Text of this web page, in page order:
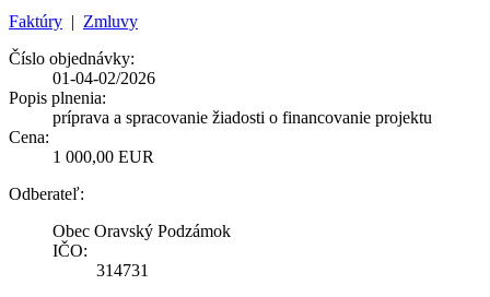
Faktúry | Zmluvy
Číslo objednávky:
01-04-02/2026
Popis plnenia:
príprava a spracovanie žiadosti o financovanie projektu
Cena:
1 000,00 EUR
Odberateľ:
Obec Oravský Podzámok
IČO:
314731